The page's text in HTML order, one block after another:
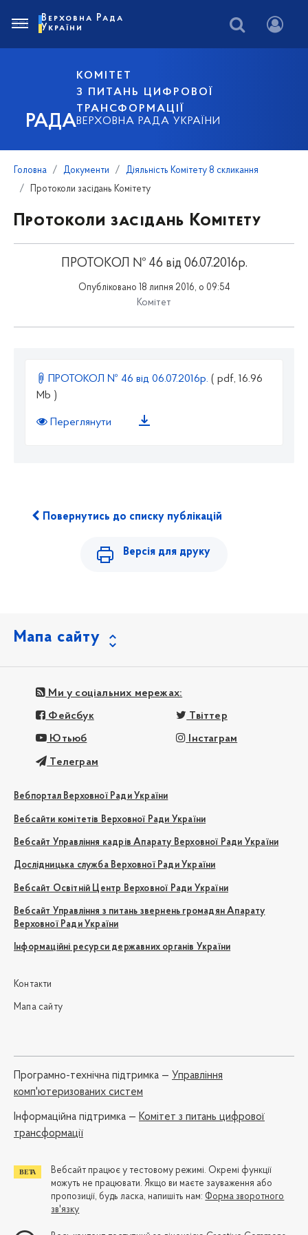
РАДА
КОМІТЕТ
З ПИТАНЬ ЦИФРОВОЇ
ТРАНСФОРМАЦІЇ
ВЕРХОВНА РАДА УКРАЇНИ
Верховна Рада
України
Головна Документи
Діяльність Комітету 8 скликання
Протоколи засідань Комітету
Протоколи засідань Комітету
ПРОТОКОЛ № 46 від 06.07.2016р.
Опубліковано 18 липня 2016, о 09:54
Комітет
ПРОТОКОЛ № 46 від 06.07.2016р. ( pdf, 16.96
Mb )
Переглянути
Повернутись до списку публікацій
Версія для друку
Мапа сайту
Ми у соціальних мережах:
Фейсбук Твіттер
Ютьюб Інстаграм
Телеграм
Вебпортал Верховної Ради України
Вебсайти комітетів Верховної Ради України
Вебсайт Управління кадрів Апарату Верховної Ради України
Дослідницька служба Верховної Ради України
Вебсайт Освітній Центр Верховної Ради України
Вебсайт Управління з питань звернень громадян Апарату
Верховної Ради України
Інформаційні ресурси державних органів України
Контакти
Мапа сайту
Програмно-технічна підтримка — Управління
комп'ютеризованих систем
Iнформаційна підтримка — Комітет з питань цифрової
трансформації
Вебсайт працює у тестовому режимі. Окремі функції
можуть не працювати. Якщо ви маєте зауваження або
пропозиції, будь ласка, напишіть нам: Форма зворотного
зв'язку